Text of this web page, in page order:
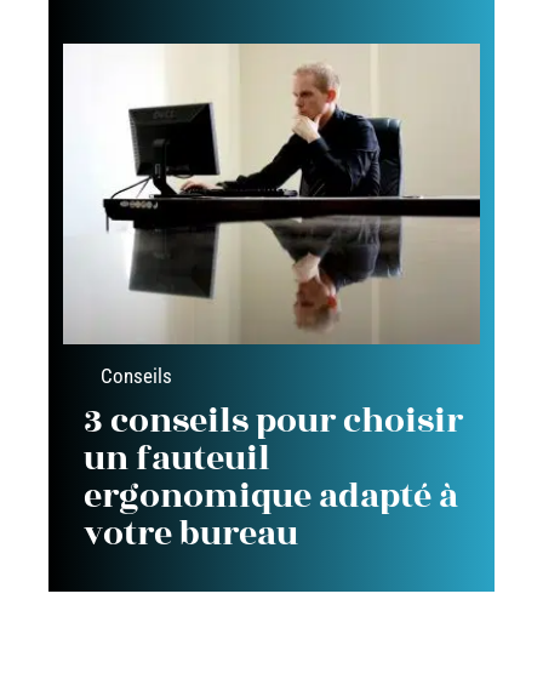
Conseils
3 conseils pour choisir
un fauteuil
ergonomique adapté à
votre bureau